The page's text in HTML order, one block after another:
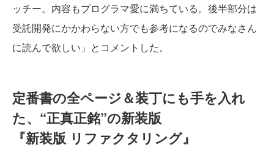
ッチー。内容もプログラマ愛に満ちている。後半部分は
受託開発にかかわらない方でも参考になるのでみなさん
に読んで欲しい」とコメントした。
定番書の全ページ＆装丁にも手を入れ
た、“正真正銘”の新装版
『新装版 リファクタリング』